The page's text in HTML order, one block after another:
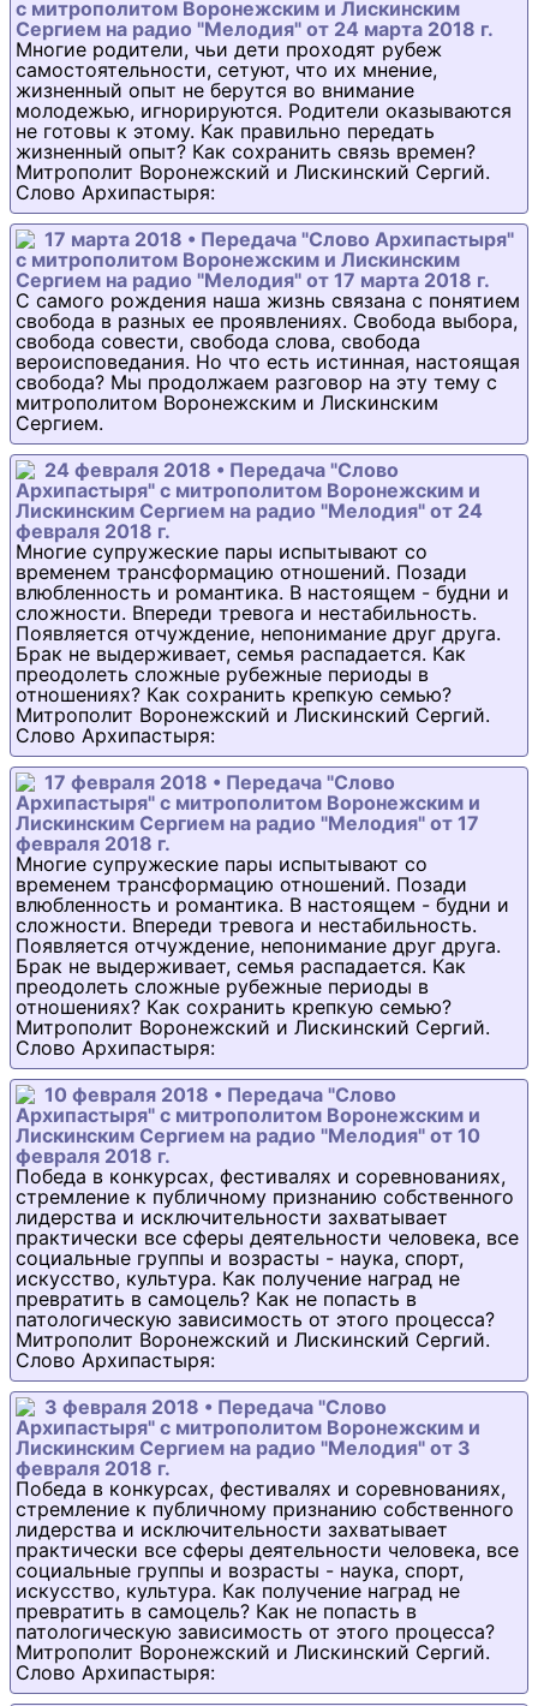
с митрополитом Воронежским и Лискинским
Сергием на радио "Мелодия" от 24 марта 2018 г.
Многие родители, чьи дети проходят рубеж
самостоятельности, сетуют, что их мнение,
жизненный опыт не берутся во внимание
молодежью, игнорируются. Родители оказываются
не готовы к этому. Как правильно передать
жизненный опыт? Как сохранить связь времен?
Митрополит Воронежский и Лискинский Сергий.
Слово Архипастыря:
17 марта 2018 • Передача "Слово Архипастыря"
с митрополитом Воронежским и Лискинским
Сергием на радио "Мелодия" от 17 марта 2018 г.
С самого рождения наша жизнь связана с понятием
свобода в разных ее проявлениях. Свобода выбора,
свобода совести, свобода слова, свобода
вероисповедания. Но что есть истинная, настоящая
свобода? Мы продолжаем разговор на эту тему с
митрополитом Воронежским и Лискинским
Сергием.
24 февраля 2018 • Передача "Слово
Архипастыря" с митрополитом Воронежским и
Лискинским Сергием на радио "Мелодия" от 24
февраля 2018 г.
Многие супружеские пары испытывают со
временем трансформацию отношений. Позади
влюбленность и романтика. В настоящем - будни и
сложности. Впереди тревога и нестабильность.
Появляется отчуждение, непонимание друг друга.
Брак не выдерживает, семья распадается. Как
преодолеть сложные рубежные периоды в
отношениях? Как сохранить крепкую семью?
Митрополит Воронежский и Лискинский Сергий.
Слово Архипастыря:
17 февраля 2018 • Передача "Слово
Архипастыря" с митрополитом Воронежским и
Лискинским Сергием на радио "Мелодия" от 17
февраля 2018 г.
Многие супружеские пары испытывают со
временем трансформацию отношений. Позади
влюбленность и романтика. В настоящем - будни и
сложности. Впереди тревога и нестабильность.
Появляется отчуждение, непонимание друг друга.
Брак не выдерживает, семья распадается. Как
преодолеть сложные рубежные периоды в
отношениях? Как сохранить крепкую семью?
Митрополит Воронежский и Лискинский Сергий.
Слово Архипастыря:
10 февраля 2018 • Передача "Слово
Архипастыря" с митрополитом Воронежским и
Лискинским Сергием на радио "Мелодия" от 10
февраля 2018 г.
Победа в конкурсах, фестивалях и соревнованиях,
стремление к публичному признанию собственного
лидерства и исключительности захватывает
практически все сферы деятельности человека, все
социальные группы и возрасты - наука, спорт,
искусство, культура. Как получение наград не
превратить в самоцель? Как не попасть в
патологическую зависимость от этого процесса?
Митрополит Воронежский и Лискинский Сергий.
Слово Архипастыря:
3 февраля 2018 • Передача "Слово
Архипастыря" с митрополитом Воронежским и
Лискинским Сергием на радио "Мелодия" от 3
февраля 2018 г.
Победа в конкурсах, фестивалях и соревнованиях,
стремление к публичному признанию собственного
лидерства и исключительности захватывает
практически все сферы деятельности человека, все
социальные группы и возрасты - наука, спорт,
искусство, культура. Как получение наград не
превратить в самоцель? Как не попасть в
патологическую зависимость от этого процесса?
Митрополит Воронежский и Лискинский Сергий.
Слово Архипастыря: